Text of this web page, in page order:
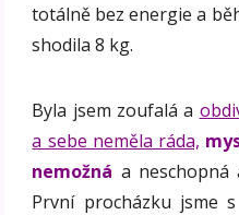
totálně bez energie a
shodila 8 kg.
Byla jsem zoufalá a
a sebe neměla ráda,
nemožná a
První procházku jsme